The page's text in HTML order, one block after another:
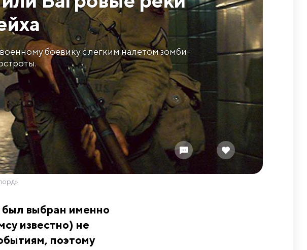
боевику с легким налетом зомби-
выбран именно
известно) не
поэтому